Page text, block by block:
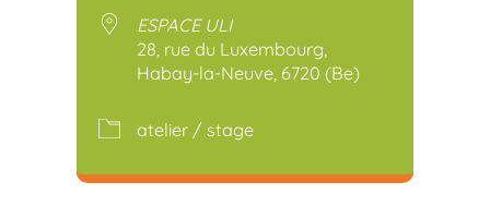
ESPACE ULI
28, rue du Luxembourg,
Habay-la-Neuve, 6720 (Be)
atelier / stage